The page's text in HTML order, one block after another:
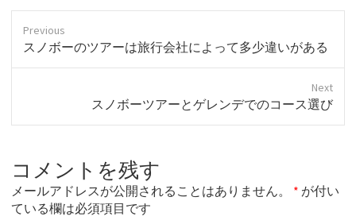
Previous
P
o
p
o
s
スノボーのツアーは旅行会社によって多少違いがある
Next
p
t
スノボーツアーとゲレンデでのコース選び
コメントを残す
メールアドレスが公開されることはありません。 * が付い
ている欄は必須項目です